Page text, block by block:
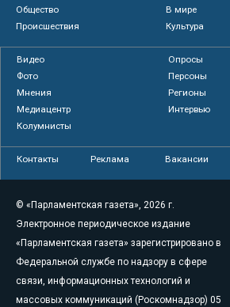
Общество
В мире
Происшествия
Культура
Видео
Опросы
Фото
Персоны
Мнения
Регионы
Медиацентр
Интервью
Колумнисты
Контакты Реклама Вакансии
© «Парламентская газета», 2026 г.
Электронное периодическое издание
«Парламентская газета» зарегистрировано в
Федеральной службе по надзору в сфере
связи, информационных технологий и
массовых коммуникаций (Роскомнадзор) 05